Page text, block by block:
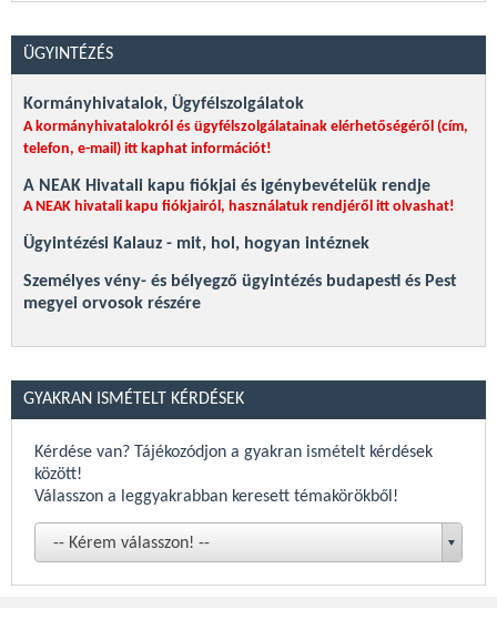
ÜGYINTÉZÉS
Kormányhivatalok, Ügyfélszolgálatok
A kormányhivatalokról és ügyfélszolgálatainak elérhetőségéről (cím,
telefon, e-mail) itt kaphat információt!
A NEAK Hivatali kapu fiókjai és igénybevételük rendje
A NEAK hivatali kapu fiókjairól, használatuk rendjéről itt olvashat!
Ügyintézési Kalauz - mit, hol, hogyan intéznek
Személyes vény- és bélyegző ügyintézés budapesti és Pest
megyei orvosok részére
GYAKRAN ISMÉTELT KÉRDÉSEK
Kérdése van? Tájékozódjon a gyakran ismételt kérdések
között!
Válasszon a leggyakrabban keresett témakörökből!
-- Kérem válasszon! --